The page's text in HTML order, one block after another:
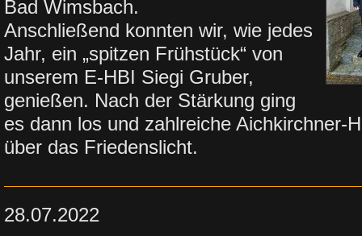
Bad Wimsbach.
Anschließend konnten wir, wie jedes
Jahr, ein „spitzen Frühstück“ von
unserem E-HBI Siegi Gruber,
genießen. Nach der Stärkung ging
es dann los und zahlreiche Aichkirchner-
über das Friedenslicht.
28.07.2022